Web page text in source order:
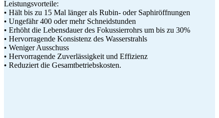
Leistungsvorteile:
• Hält bis zu 15 Mal länger als Rubin- oder Saphiröffnungen
• Ungefähr 400 oder mehr Schneidstunden
• Erhöht die Lebensdauer des Fokussierrohrs um bis zu 30%
• Hervorragende Konsistenz des Wasserstrahls
• Weniger Ausschuss
• Hervorragende Zuverlässigkeit und Effizienz
• Reduziert die Gesamtbetriebskosten.